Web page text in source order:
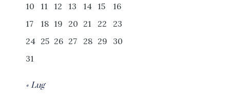
10
11 12 13 14 15
16
17
18 19 20 21 22
23
24 25 26 27 28 29
30
31
« Lug